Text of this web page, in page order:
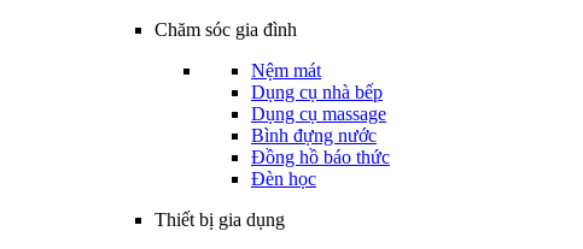
Chăm sóc gia đình
Nệm mát
Dụng cụ nhà bếp
Dụng cụ massage
Bình đựng nước
Đồng hồ báo thức
Đèn học
Thiết bị gia dụng